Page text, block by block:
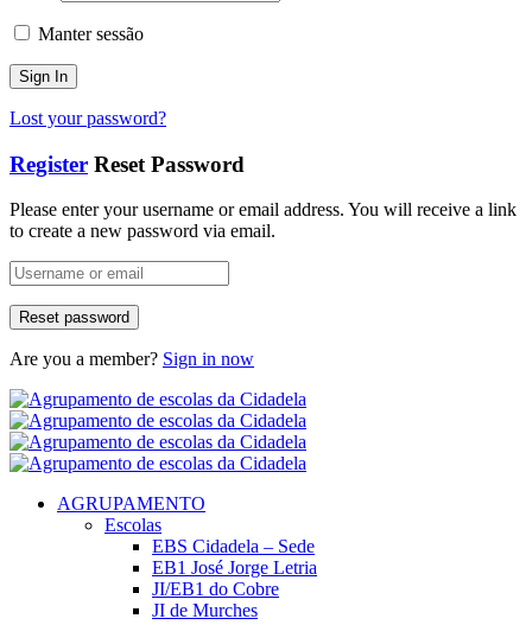
Manter sessão
Lost your password?
Register Reset Password
Please enter your username or email address. You will receive a link
to create a new password via email.
Are you a member? Sign in now
AGRUPAMENTO
Escolas
EBS Cidadela – Sede
EB1 José Jorge Letria
JI/EB1 do Cobre
JI de Murches